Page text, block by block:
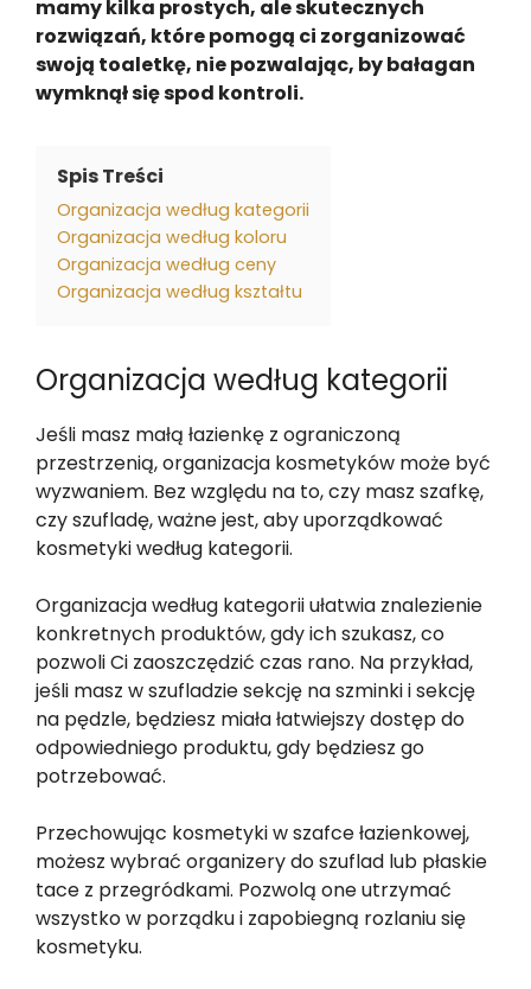
mamy kilka prostych, ale skutecznych
rozwiązań, które pomogą ci zorganizować
swoją toaletkę, nie pozwalając, by bałagan
wymknął się spod kontroli.
Spis Treści
Organizacja według kategorii
Organizacja według koloru
Organizacja według ceny
Organizacja według kształtu
Organizacja według kategorii
Jeśli masz małą łazienkę z ograniczoną
przestrzenią, organizacja kosmetyków może być
wyzwaniem. Bez względu na to, czy masz szafkę,
czy szufladę, ważne jest, aby uporządkować
kosmetyki według kategorii.
Organizacja według kategorii ułatwia znalezienie
konkretnych produktów, gdy ich szukasz, co
pozwoli Ci zaoszczędzić czas rano. Na przykład,
jeśli masz w szufladzie sekcję na szminki i sekcję
na pędzle, będziesz miała łatwiejszy dostęp do
odpowiedniego produktu, gdy będziesz go
potrzebować.
Przechowując kosmetyki w szafce łazienkowej,
możesz wybrać organizery do szuflad lub płaskie
tace z przegródkami. Pozwolą one utrzymać
wszystko w porządku i zapobiegną rozlaniu się
kosmetyku.